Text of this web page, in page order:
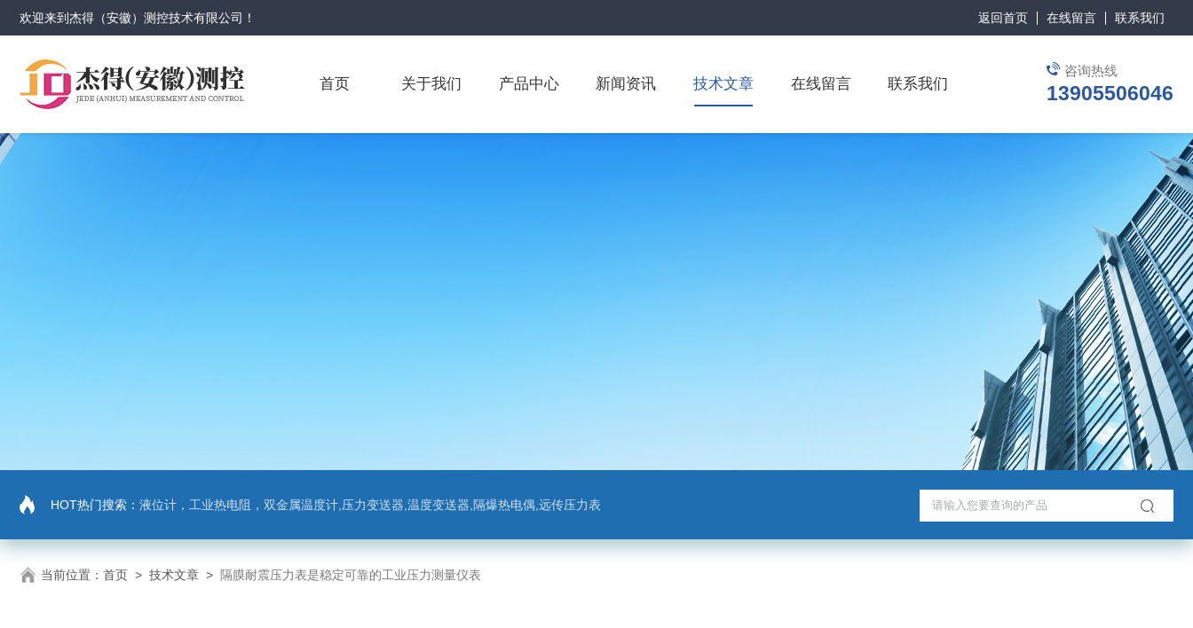
欢迎来到杰得（安徽）测控技术有限公司 ！ 返回首页 在线留言 联系我们
咨询热线
13905506046
首页 关于我们 产品中心 新闻资讯 技术文章 在线留言 联系我们
HOT热门搜索： 液位计，工业热电阻，双金属温度计,压力变送器,温度变送器,隔爆热电偶,远传压力表
当前位置： 首页 > 技术文章 > 隔膜耐震压力表是稳定可靠的工业压力测量仪表